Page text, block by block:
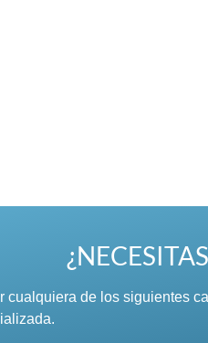
cualquiera de los siguientes